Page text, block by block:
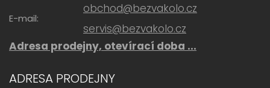
E-mail:
obchod@bezvakolo.cz
servis@bezvakolo.cz
Adresa prodejny, otevírací doba ...
ADRESA PRODEJNY